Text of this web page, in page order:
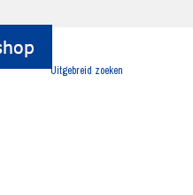
Uitgebreid zoeken